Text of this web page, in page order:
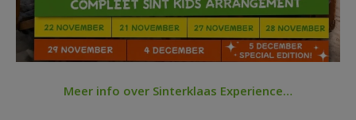
Meer info over Sinterklaas Experience…